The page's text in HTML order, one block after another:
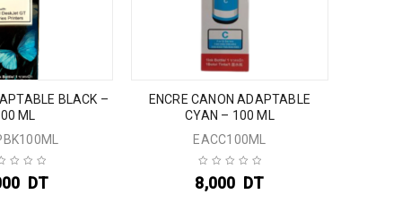
BLACK –
ML
DT
ENCRE CANON ADAPTABLE
CYAN – 100 ML
EACC100ML
8,000 DT